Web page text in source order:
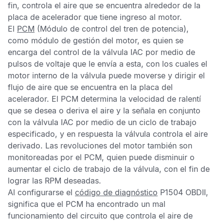
fin, controla el aire que se encuentra alrededor de la
placa de acelerador que tiene ingreso al motor.
El PCM (Módulo de control del tren de potencia),
como módulo de gestión del motor, es quien se
encarga del control de la válvula IAC por medio de
pulsos de voltaje que le envía a esta, con los cuales el
motor interno de la válvula puede moverse y dirigir el
flujo de aire que se encuentra en la placa del
acelerador. El PCM determina la velocidad de ralentí
que se desea o deriva el aire y la señala en conjunto
con la válvula IAC por medio de un ciclo de trabajo
especificado, y en respuesta la válvula controla el aire
derivado. Las revoluciones del motor también son
monitoreadas por el PCM, quien puede disminuir o
aumentar el ciclo de trabajo de la válvula, con el fin de
lograr las RPM deseadas.
Al configurarse el código de diagnóstico P1504 OBDII,
significa que el PCM ha encontrado un mal
funcionamiento del circuito que controla el aire de